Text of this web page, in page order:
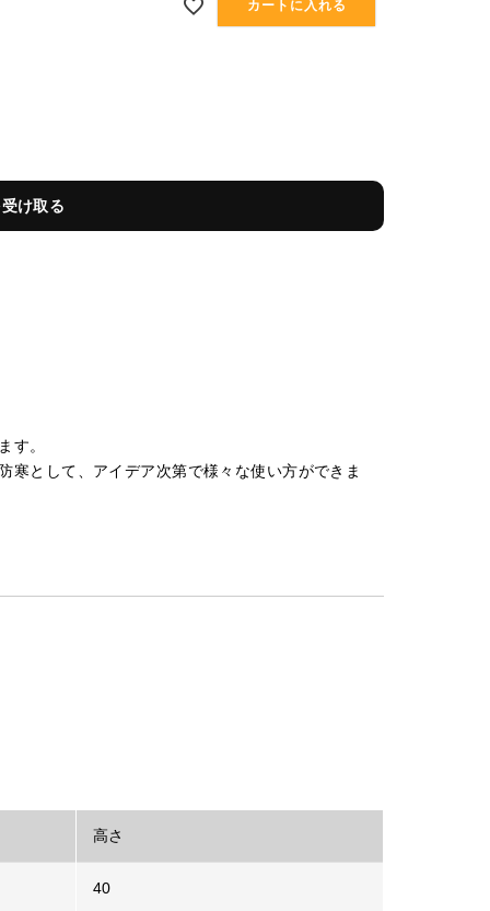
カートに入れる
け取る
す。
寒として、アイデア次第で様々な使い方ができま
高さ
40